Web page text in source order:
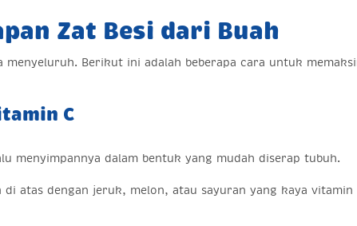
Zat Besi dari Buah
Berikut ini adalah beberapa cara untuk
C
menyimpannya dalam bentuk yang mudah diserap tubuh.
atas dengan jeruk, melon, atau sayuran yang kaya vitamin